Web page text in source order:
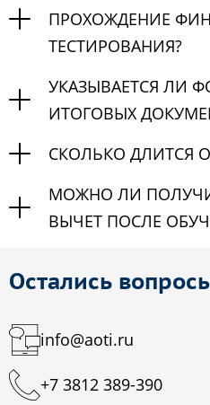
ПРОХОЖДЕНИЕ
ТЕСТИРОВАНИЯ?
УКАЗЫВАЕТСЯ ЛИ
ИТОГОВЫХ
СКОЛЬКО ДЛИТСЯ
МОЖНО ЛИ
ВЫЧЕТ ПОСЛЕ
Остались
info@aoti.ru
+7 3812 389-390